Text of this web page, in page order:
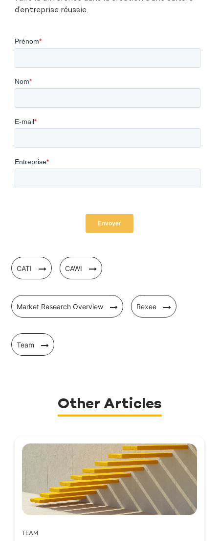
d’entreprise réussie.
CATI CAWI
Market Research Overview Rexee
Team
Other Articles
TEAM